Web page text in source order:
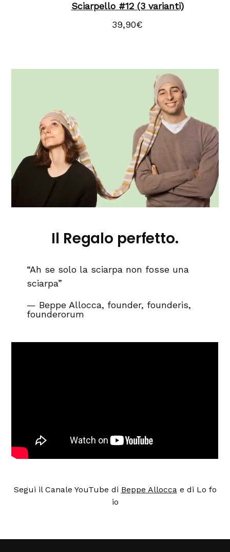
Sciarpello #12 (3 varianti)
39,90€
Il Regalo perfetto.
“Ah se solo la sciarpa non fosse una
sciarpa”
Beppe Allocca, founder, founderis,
founderorum
Segui il Canale YouTube di Beppe Alloccae di Lo fo
io